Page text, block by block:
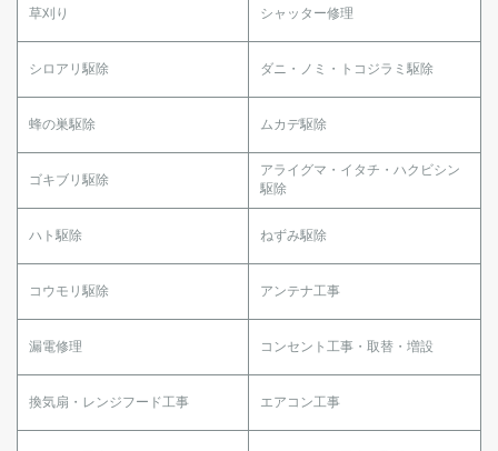
草刈り シャッター修理
シロアリ駆除 ダニ・ノミ・トコジラミ駆除
蜂の巣駆除 ムカデ駆除
ゴキブリ駆除
アライグマ・イタチ・ハクビシン
駆除
ハト駆除 ねずみ駆除
コウモリ駆除 アンテナ工事
漏電修理 コンセント工事・取替・増設
換気扇・レンジフード工事 エアコン工事